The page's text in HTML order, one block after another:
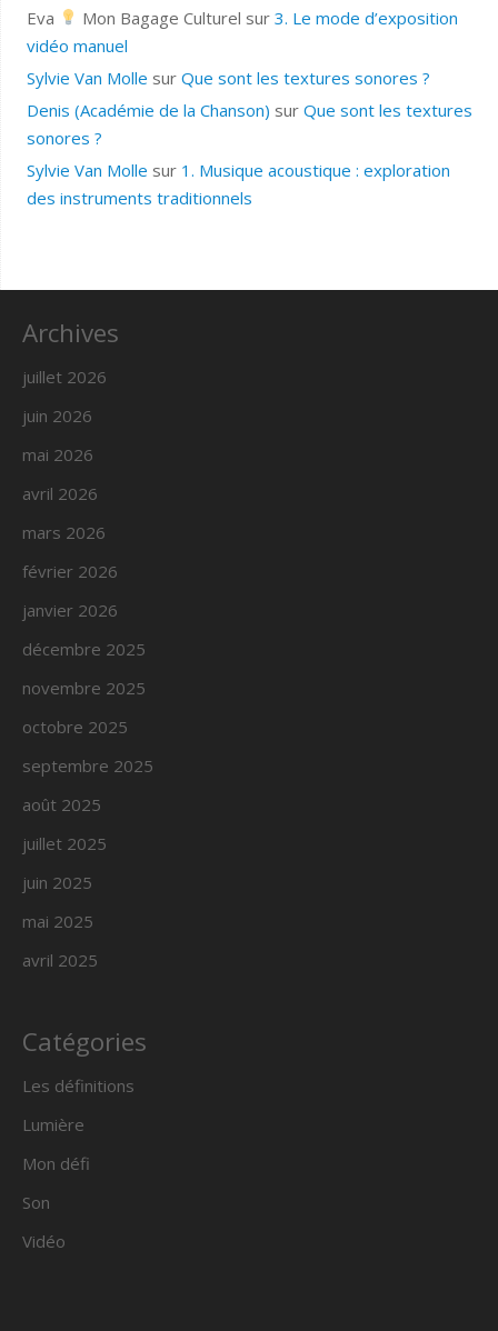
Eva
Mon Bagage Culturel sur 3. Le mode d’exposition
vidéo manuel
Sylvie Van Molle sur Que sont les textures sonores ?
Denis (Académie de la Chanson) sur Que sont les textures
sonores ?
Sylvie Van Molle sur 1. Musique acoustique : exploration
des instruments traditionnels
Archives
juillet 2026
juin 2026
mai 2026
avril 2026
mars 2026
février 2026
janvier 2026
décembre 2025
novembre 2025
octobre 2025
septembre 2025
août 2025
juillet 2025
juin 2025
mai 2025
avril 2025
Catégories
Les définitions
Lumière
Mon défi
Son
Vidéo